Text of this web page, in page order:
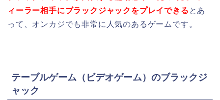
ィーラー相手にブラックジャックをプレイできる とあ
って、オンカジでも非常に人気のあるゲームです。
テーブルゲーム（ビデオゲーム）のブラックジ
ャック